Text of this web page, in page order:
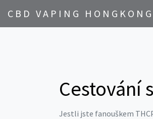
CBD VAPING HONGKONG
Cestování
Jestli jste fanouškem